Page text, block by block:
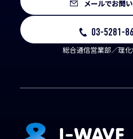
メールでお問
03-5281-
総合通信営業部／理